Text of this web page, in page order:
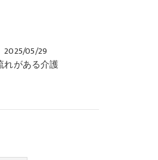
2025/05/29
れがある介護